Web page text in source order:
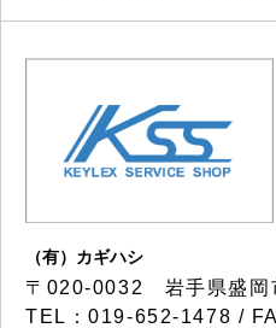
（有）カギハシ
〒020-0032 岩手県盛岡
TEL：019-652-1478 /